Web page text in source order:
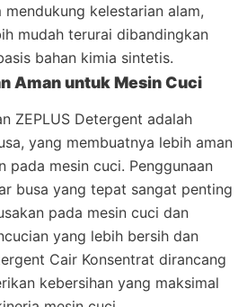
kelestarian alam,
mudah terurai dibandingkan
bahan kimia sintetis.
Aman untuk Mesin Cuci
ZEPLUS Detergent adalah
yang membuatnya lebih aman
pada mesin cuci. Penggunaan
busa yang tepat sangat penting
pada mesin cuci dan
yang lebih bersih dan
Cair Konsentrat dirancang
kebersihan yang maksimal